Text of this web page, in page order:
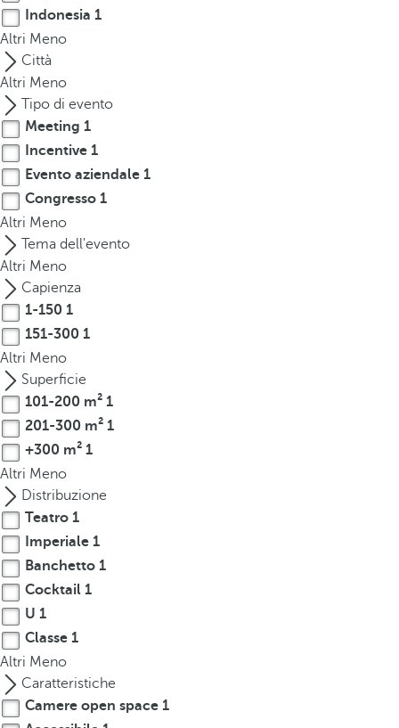
o
n
a
v
g
a
t
e
t
o
t
h
e
f
r
t
o
p
t
i
o
n
o
n
h
e
p
o
p
u
Indonesia 1
Altri Meno
Città
Altri Meno
Tipo di evento
Meeting 1
Incentive 1
Evento aziendale 1
Congresso 1
Altri Meno
Tema dell'evento
Altri Meno
Capienza
1-150 1
151-300 1
Altri Meno
Superficie
101-200 m² 1
201-300 m² 1
+300 m² 1
Altri Meno
Distribuzione
Teatro 1
Imperiale 1
Banchetto 1
Cocktail 1
U 1
Classe 1
Altri Meno
Caratteristiche
Camere open space 1